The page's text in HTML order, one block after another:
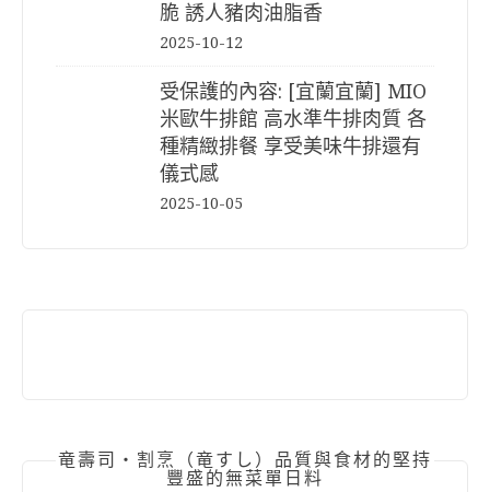
脆 誘人豬肉油脂香
2025-10-12
受保護的內容: [宜蘭宜蘭] MIO
米歐牛排館 高水準牛排肉質 各
種精緻排餐 享受美味牛排還有
儀式感
2025-10-05
竜壽司‧割烹（竜すし）品質與食材的堅持
豐盛的無菜單日料